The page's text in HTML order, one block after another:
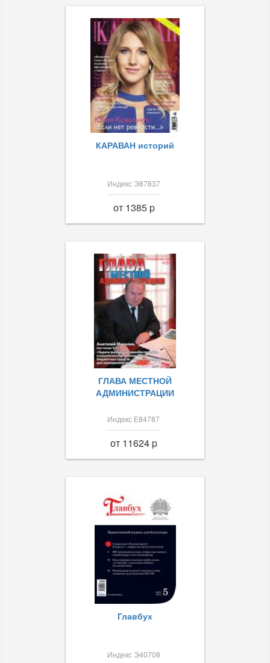
КАРАВАН историй
Индекс Э87837
от 1385 p
ГЛАВА МЕСТНОЙ
АДМИНИСТРАЦИИ
Индекс Е84787
от 11624 p
Главбух
Индекс Э40708